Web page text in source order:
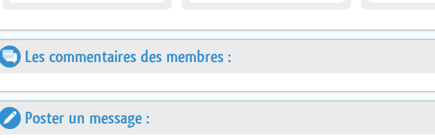
Les commentaires des membres :
Poster un message :